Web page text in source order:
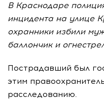
В Краснодаре
инцидента на улице
охранники избили
баллончик и
Пострадавший был
этим
расследованию.